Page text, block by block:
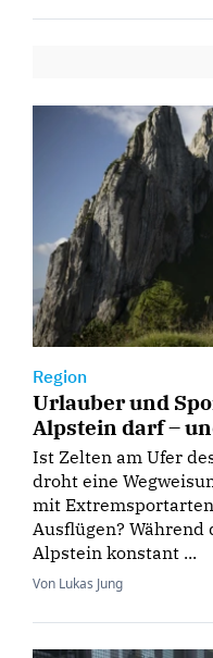
Region
Urlauber und
Alpstein darf –
Ist Zelten am Ufer
droht eine
mit
Ausflügen?
Alpstein konstant ...
Von Lukas Jung